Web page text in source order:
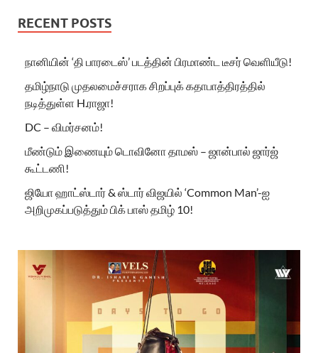
RECENT POSTS
நானியின் ‘தி பாரடைஸ்’ படத்தின் பிரமாண்ட டீசர் வெளியீடு!
தமிழ்நாடு முதலமைச்சராக சிறப்புக் கதாபாத்திரத்தில்
நடித்துள்ள H.ராஜா!
DC – விமர்சனம்!
மீண்டும் இணையும் டொவினோ தாமஸ் – ஜான்பால் ஜார்ஜ்
கூட்டணி!
ஜியோ ஹாட்ஸ்டார் & ஸ்டார் விஜயில் ‘Common Man’-ஐ
அறிமுகப்படுத்தும் பிக் பாஸ் தமிழ் 10!